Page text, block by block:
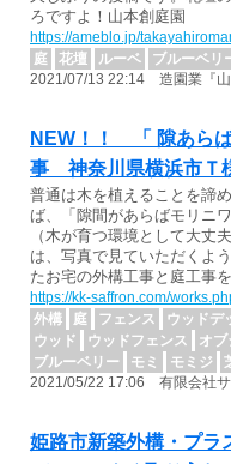
ろですよ！山本創庭園
https://ameblo.jp/
庭
花壇 ルーベ
ブルーベリ
2021/07/13 22:14 造園業『
NEW！！ 「 隙あら
事 神奈川県横浜市Ｔ
普通は木を植えることを諦
ば、「隙間があらばモリニ
（木が育つ環境として大丈
は、写真で見ていただくよ
たお宅の外構工事と庭工事
https://kk-saffron.com/
外構
庭 フェンス ウッドデ
ウッド
ウッドフェンス オブ
ブルーベリー
モミ モミジ
2021/05/22 17:06 有限会社サ
姫路市新築外構・プラ